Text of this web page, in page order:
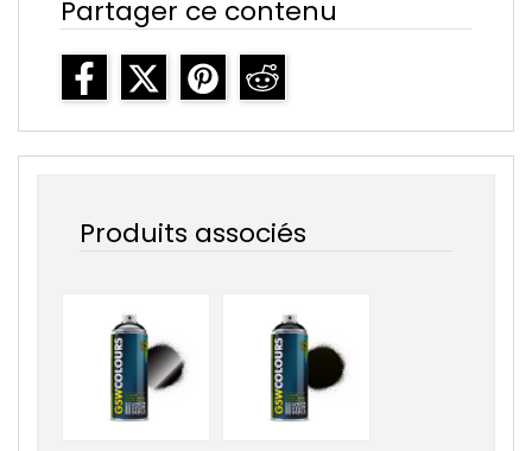
Partager ce contenu
Produits associés